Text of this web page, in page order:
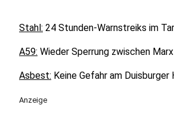
Stahl: 24 Stunden-Warnstreiks im
A59: Wieder Sperrung zwischen
Asbest: Keine Gefahr am Duisburger
Anzeige